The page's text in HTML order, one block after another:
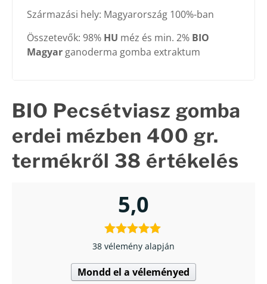
Származási hely: Magyarország 100%-ban
Összetevők: 98% HU méz és min. 2% BIO
Magyar ganoderma gomba extraktum
BIO Pecsétviasz gomba
erdei mézben 400 gr.
termékről 38 értékelés
5,0
38 vélemény alapján
Mondd el a véleményed